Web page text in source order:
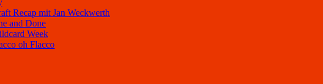
Recap mit Jan Weckwerth
and Done
Week
oh Flacco